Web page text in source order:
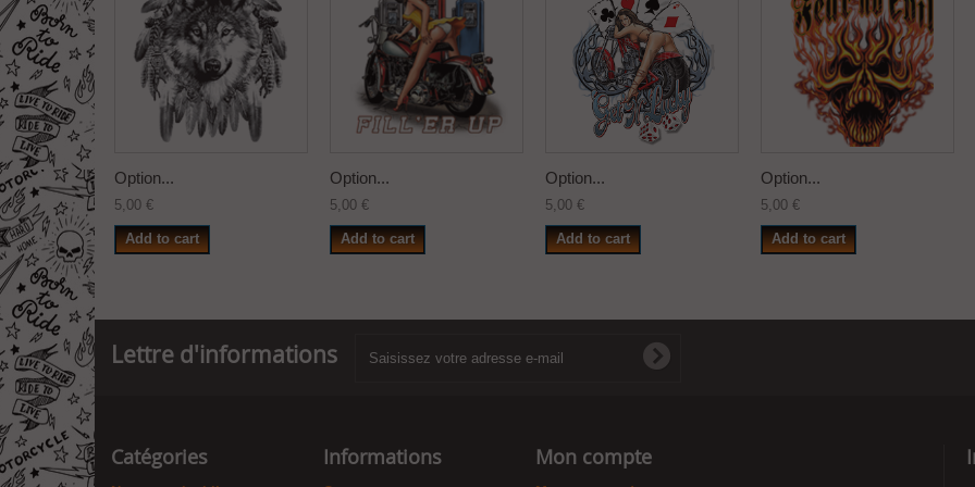
Option...
5,00 €
Add to cart
Option...
5,00 €
Add to cart
Option...
5,00 €
Add to cart
Option...
5,00 €
Add to cart
Lettre d'informations
Catégories Informations Mon compte